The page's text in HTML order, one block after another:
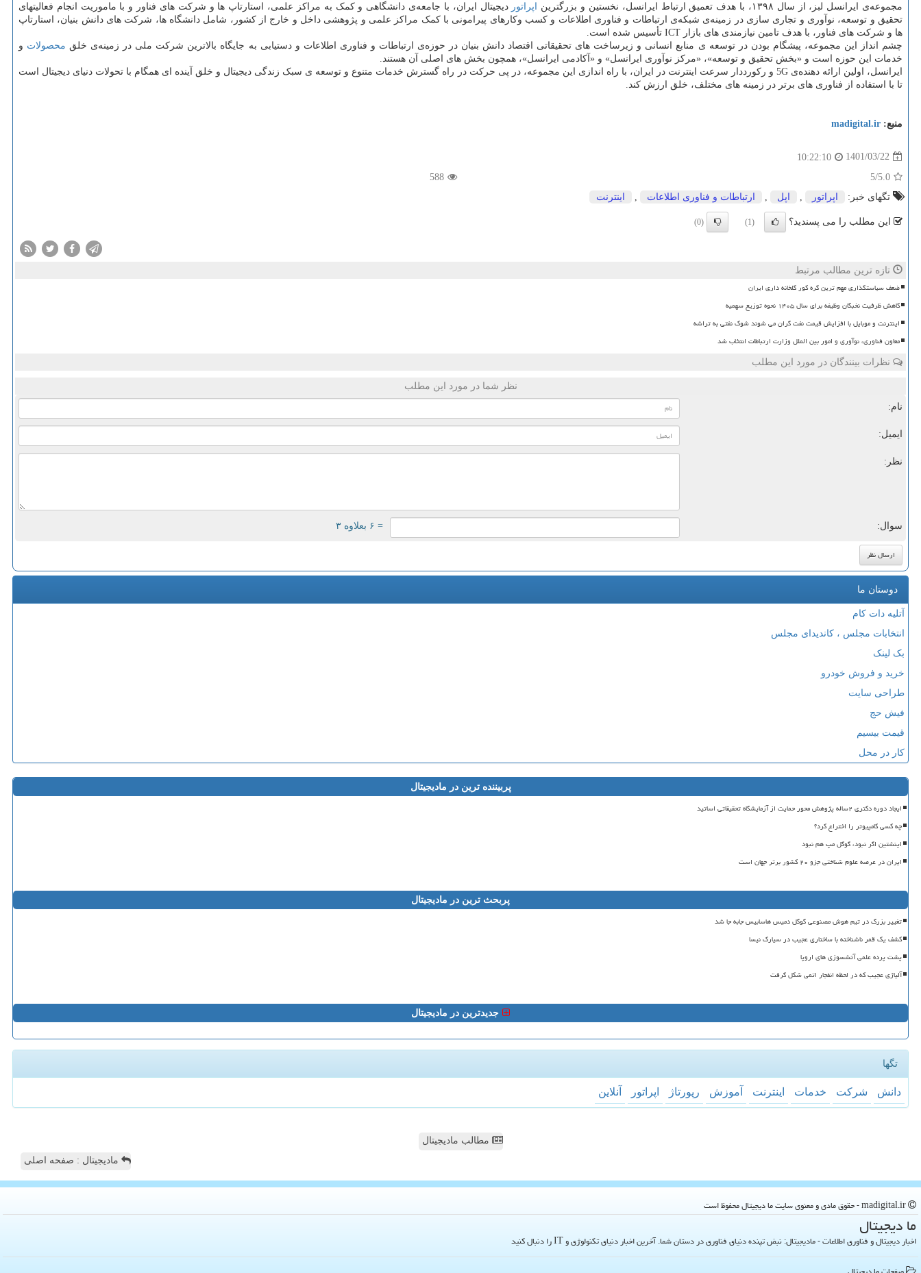
مجموعه‌ی ایرانسل لبز، از سال ۱۳۹۸، با هدف تعمیق ارتباط ایرانسل، نخستین و بزرگترین
اپراتور دیجیتال ایران، با جامعه‌ی دانشگاهی و کمک به مراکز علمی، استارتاپ ها و شرکت های فناور و با ماموریت انجام فعالیتهای
تحقیق و توسعه، نوآوری و تجاری سازی در زمینه‌ی شبکه‌ی ارتباطات و فناوری اطلاعات و کسب وکارهای پیرامونی با کمک مراکز علمی و پژوهشی داخل و خارج از کشور، شامل دانشگاه ها، شرکت های دانش بنیان، استارتاپ
ها و شرکت های فناور، با هدف تامین نیازمندی های بازار ICT تأسیس شده است.
چشم انداز این مجموعه، پیشگام بودن در توسعه ی منابع انسانی و زیرساخت های تحقیقاتی اقتصاد دانش بنیان در حوزه‌ی ارتباطات و فناوری اطلاعات و دستیابی به جایگاه بالاترین شرکت ملی در زمینه‌ی خلق محصولات و
خدمات این حوزه است و «بخش تحقیق و توسعه»، «مرکز نوآوری ایرانسل» و «آکادمی ایرانسل»، همچون بخش های اصلی آن هستند.
ایرانسل، اولین ارائه دهنده‌ی 5G و رکورددار سرعت اینترنت در ایران، با راه اندازی این مجموعه، در پی حرکت در راه گسترش خدمات متنوع و توسعه ی سبک زندگی دیجیتال و خلق آینده ای همگام با تحولات دنیای دیجیتال است
تا با استفاده از فناوری های برتر در زمینه های مختلف، خلق ارزش کند.
منبع: madigital.ir
1401/03/22
10:22:10
5.0
/5
588
تگهای خبر:
اپراتور اپل ارتباطات و فناوری اطلاعات اینترنت
این مطلب را می پسندید؟ (1)
(0)
تازه ترین مطالب مرتبط
ضعف سیاستگذاری مهم ترین گره کور گلخانه داری ایران
کاهش ظرفیت نخبگان وظیفه برای سال ۱۴۰۵ نحوه توزیع سهمیه
اینترنت و موبایل با افزایش قیمت نفت گران می شوند شوک نفتی به تراشه
معاون فناوری، نوآوری و امور بین الملل وزارت ارتباطات انتخاب شد
نظرات بینندگان در مورد این مطلب
نظر شما در مورد این مطلب
نام:
ایمیل:
نظر:
سوال: = ۶ بعلاوه ۳
دوستان ما
آتلیه دات کام
انتخابات مجلس ، کاندیدای مجلس
بک لینک
خرید و فروش خودرو
طراحی سایت
فیش حج
قیمت بیسیم
کار در محل
پربیننده ترین در مادیجیتال
ایجاد دوره دکتری ۲ساله پژوهش محور حمایت از آزمایشگاه تحقیقاتی اساتید
چه کسی کامپیوتر را اختراع کرد؟
اینشتین اگر نبود، گوگل مپ هم نبود
ایران در عرصه علوم شناختی جزو ۲۰ کشور برتر جهان است
پربحث ترین در مادیجیتال
تغییر بزرگ در تیم هوش مصنوعی گوگل دمیس هاسابیس جابه جا شد
کشف یک قمر ناشناخته با ساختاری عجیب در سیارک نیسا
پشت پرده علمی آتشسوزی های اروپا
آلیاژی عجیب که در لحظه انفجار اتمی شکل گرفت
جدیدترین در مادیجیتال
تگها
دانش شركت خدمات اینترنت آموزش رپورتاژ اپراتور آنلاین
مطالب مادیجیتال
مادیجیتال : صفحه اصلی
ما دیجیتال
اخبار دیجیتال و فناوری اطلاعات - مادیجیتال: نبض تپنده دنیای فناوری در دستان شما. آخرین اخبار دنیای تکنولوژی و IT را دنبال کنید